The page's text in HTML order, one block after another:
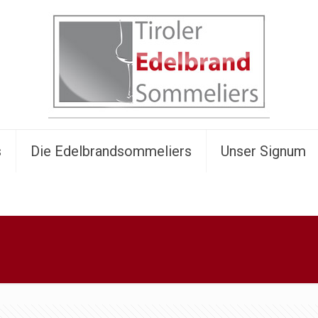
Die Edelbrandsommeliers Unser Signum